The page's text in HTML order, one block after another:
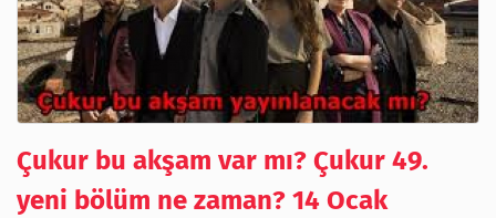
Çukur bu akşam var mı? Çukur 49.
yeni bölüm ne zaman? 14 Ocak